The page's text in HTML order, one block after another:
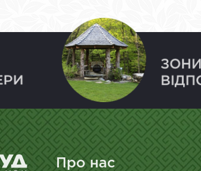
Про нас